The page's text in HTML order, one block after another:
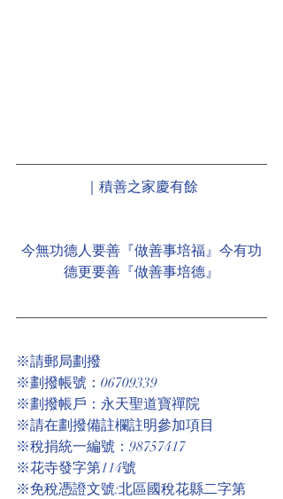
｜積善之家慶有餘
今無功德人要善『做善事培福』今有功
德更要善『做善事培德』
※請郵局劃撥
※劃撥帳號：06709339
※劃撥帳戶：永天聖道寶禪院
※請在劃撥備註欄註明參加項目
※稅捐統一編號：98757417
※花寺發字第114號
※免稅憑證文號:北區國稅花縣二字第